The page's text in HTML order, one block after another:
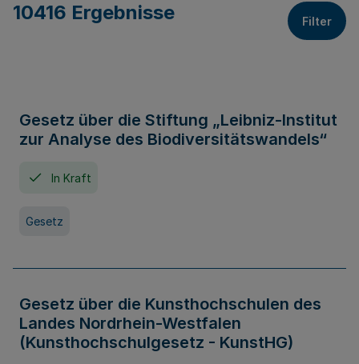
10416 Ergebnisse Filter
Gesetz über die Stiftung „Leibniz-Institut
zur Analyse des Biodiversitätswandels“
In Kraft
Gesetz
Gesetz über die Kunsthochschulen des
Landes Nordrhein-Westfalen
(Kunsthochschulgesetz - KunstHG)